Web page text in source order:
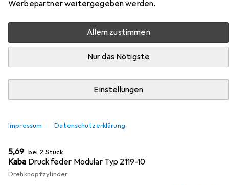
Werbepartner weitergegeben werden.
Allem zustimmen
Nur das Nötigste
Einstellungen
Impressum Datenschutzerklärung
Kupplung standard Drehknopfzylinder Modular aus der
Kategorie Türschloss + Schliesszylinder.
Produktliste
MENGENRABATT
EUR
5,69 bei 2 Stück
Kaba Druckfeder Modular Typ 2119-10
Drehknopfzylinder